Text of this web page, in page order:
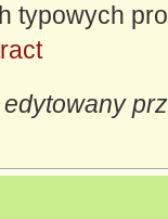
typowych